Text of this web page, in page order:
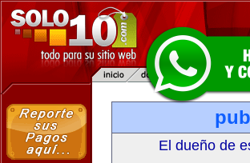
El dueño de